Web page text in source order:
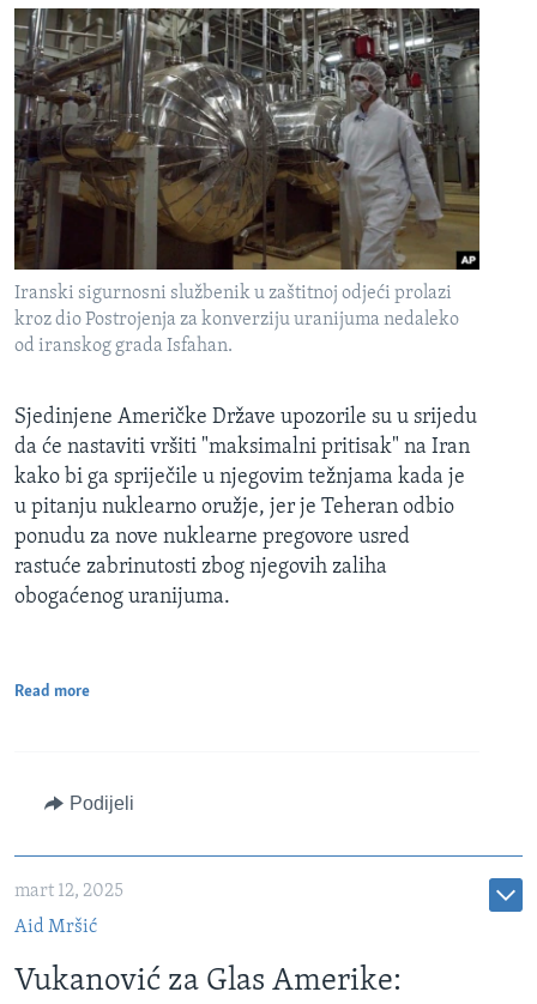
Iranski sigurnosni službenik u zaštitnoj odjeći prolazi
kroz dio Postrojenja za konverziju uranijuma nedaleko
od iranskog grada Isfahan.
Sjedinjene Američke Države upozorile su u srijedu
da će nastaviti vršiti "maksimalni pritisak" na Iran
kako bi ga spriječile u njegovim težnjama kada je
u pitanju nuklearno oružje, jer je Teheran odbio
ponudu za nove nuklearne pregovore usred
rastuće zabrinutosti zbog njegovih zaliha
obogaćenog uranijuma.
Read more
Podijeli
mart 12, 2025
Aid Mršić
Vukanović za Glas Amerike: